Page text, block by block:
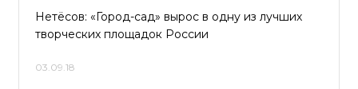
Нетёсов: «Город-сад» вырос в одну из лучших
творческих площадок России
03.09.18